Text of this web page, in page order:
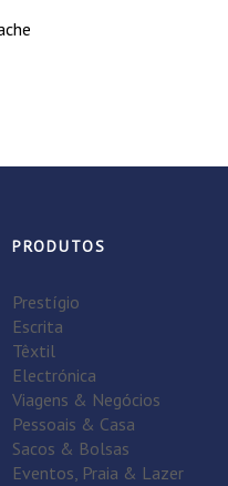
PRODUTOS
Prestígio
Escrita
Têxtil
Electrónica
Viagens & Negócios
Pessoais & Casa
Sacos & Bolsas
Eventos, Praia & Lazer